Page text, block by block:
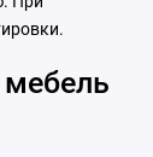
мебель